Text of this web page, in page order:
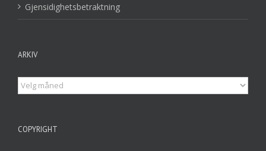
Gjensidighetsbetraktning
ARKIV
Arkiv
COPYRIGHT